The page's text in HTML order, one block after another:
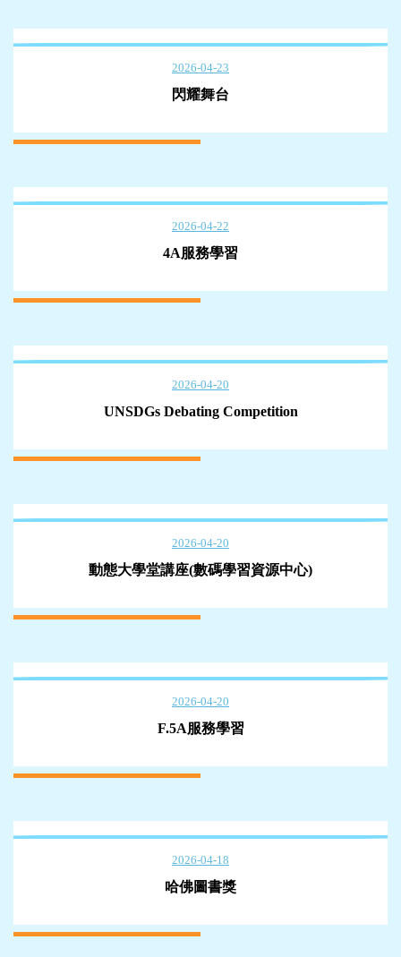
2026-04-23
閃耀舞台
2026-04-22
4A服務學習
2026-04-20
UNSDGs Debating Competition
2026-04-20
動態大學堂講座(數碼學習資源中心)
2026-04-20
F.5A服務學習
2026-04-18
哈佛圖書獎